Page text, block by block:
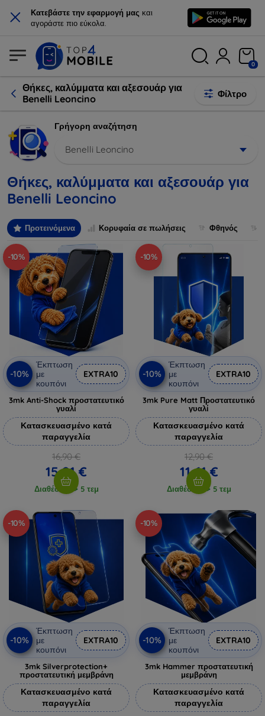
× Κατεβάστε την εφαρμογή μας και
αγοράστε πιο εύκολα.
0
Θήκες, καλύμματα και αξεσουάρ για
Benelli Leoncino
Φίλτρο
Γρήγορη αναζήτηση
Benelli Leoncino
Θήκες, καλύμματα και αξεσουάρ για
Benelli Leoncino
Προτεινόμενα Κορυφαία σε πωλήσεις Φθηνός
-10%
-10%
Έκπτωση
με
κουπόνι
EXTRA10
3mk Anti-Shock προστατευτικό
γυαλί
Κατασκευασμένο κατά
παραγγελία
16,90 €
15,21 €
Διαθέσιμο > 5 τεμ
-10%
-10%
Έκπτωση
με
κουπόνι
EXTRA10
3mk Pure Matt Προστατευτικό
γυαλί
Κατασκευασμένο κατά
παραγγελία
12,90 €
11,61 €
Διαθέσιμο > 5 τεμ
-10%
-10%
Έκπτωση
με
κουπόνι
EXTRA10
3mk Silverprotection+
προστατευτική μεμβράνη
Κατασκευασμένο κατά
παραγγελία
-10%
-10%
Έκπτωση
με
κουπόνι
EXTRA10
3mk Hammer προστατευτική
μεμβράνη
Κατασκευασμένο κατά
παραγγελία